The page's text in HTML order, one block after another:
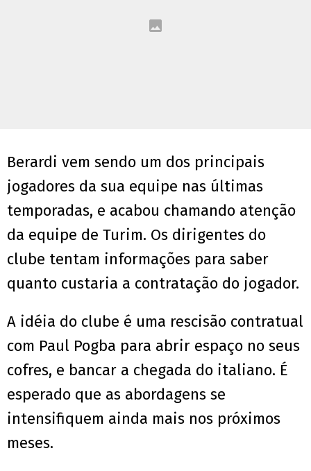
Berardi vem sendo um dos principais
jogadores da sua equipe nas últimas
temporadas, e acabou chamando atenção
da equipe de Turim. Os dirigentes do
clube tentam informações para saber
quanto custaria a contratação do jogador.
A idéia do clube é uma rescisão contratual
com Paul Pogba para abrir espaço no seus
cofres, e bancar a chegada do italiano. É
esperado que as abordagens se
intensifiquem ainda mais nos próximos
meses.